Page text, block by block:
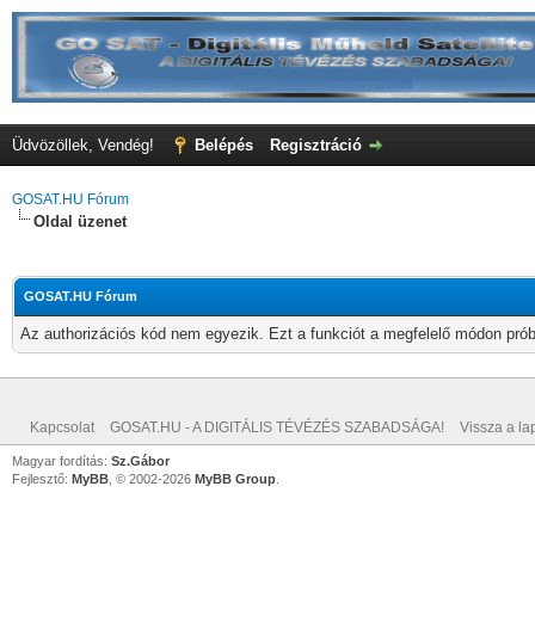
Üdvözöllek, Vendég! Belépés Regisztráció
GOSAT.HU Fórum
Oldal üzenet
GOSAT.HU Fórum
Az authorizációs kód nem egyezik. Ezt a funkciót a megfelelő módon
Kapcsolat GOSAT.HU - A DIGITÁLIS TÉVÉZÉS SZABADSÁGA! Vissza a
Magyar fordítás: Sz.Gábor
Fejlesztő: MyBB , © 2002-2026 MyBB Group